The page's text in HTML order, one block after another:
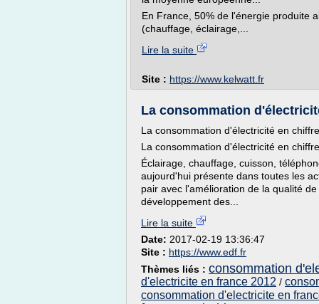
En France, 50% de l'énergie produite
(chauffage, éclairage,...
Lire la suite
Site : https://www.kelwatt.fr
La consommation
La consommation d'électricité en
La consommation d'électricité en
Éclairage, chauffage, cuisson,
aujourd'hui présente dans toutes les
pair avec l'amélioration de la qualité
développement des...
Lire la suite
Date: 2017-02-19 13:36:47
Site : https://www.edf.fr
Thèmes liés : consommation
d'electricite en france 2012 /
consommation d'electricite en